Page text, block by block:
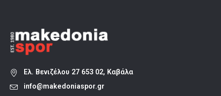
Ελ. Βενιζέλου 27 653 02, Καβάλα
info@makedoniaspor.gr